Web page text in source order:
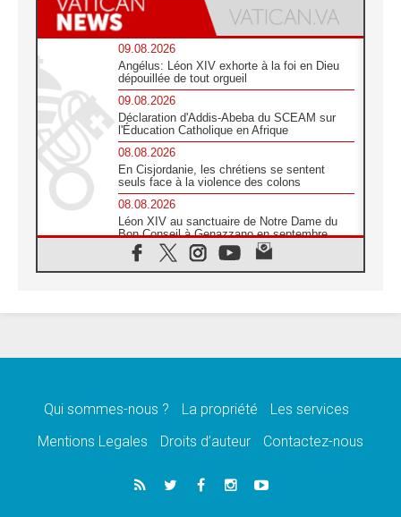
09.08.2026
Angélus: Léon XIV exhorte à la foi en Dieu
dépouillée de tout orgueil
09.08.2026
Déclaration d'Addis-Abeba du SCEAM sur
l'Éducation Catholique en Afrique
08.08.2026
En Cisjordanie, les chrétiens se sentent
seuls face à la violence des colons
08.08.2026
Léon XIV au sanctuaire de Notre Dame du
Bon Conseil à Genazzano en septembre
08.08.2026
Léon XIV: Sainte Agathe aide à contempler
08.08.2026
08.08.2026
Dalits sur le chemin de la dignité
Philippines: le vicariat apostolique de
Calapan devient un diocèse
Qui sommes-nous ? La propriété
Les services
Mentions Legales
Droits d’auteur Contactez-nous